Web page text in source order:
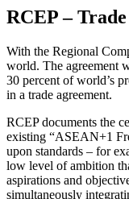
RCEP –
With the Regional
world. The agreement
30 percent of world’s
in a trade agree­ment.
RCEP documents the
existing “ASEAN+1
upon standards – for
low level of ambition
aspirations and
simultaneously